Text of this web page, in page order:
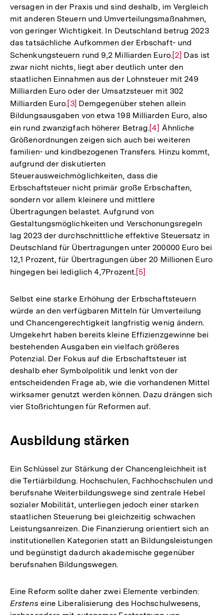
versagen in der Praxis und sind deshalb, im Vergleich
mit anderen Steuern und Umverteilungsmaßnahmen,
von geringer Wichtigkeit. In Deutschland betrug 2023
das tatsächliche Aufkommen der Erbschaft- und
Schenkungsteuern rund 9,2 Milliarden Euro.Zur
Auflösung
der
Fußnote
[2] Das ist
zwar nicht nichts, liegt aber deutlich unter den
staatlichen Einnahmen aus der Lohnsteuer mit 249
Milliarden Euro oder der Umsatzsteuer mit 302
Milliarden Euro.Zur
Auflösung
der
Fußnote
[3] Demgegenüber stehen allein
Bildungsausgaben von etwa 198 Milliarden Euro, also
ein rund zwanzigfach höherer Betrag.Zur
Auflösung
der
[4] Ähnliche
Größenordnungen zeigen sich auch bei weiteren
familien- und kindbezogenen Transfers. Hinzu kommt,
aufgrund der diskutierten
Steuerausweichmöglichkeiten, dass die
Erbschaftsteuer nicht primär große Erbschaften,
sondern vor allem kleinere und mittlere
Übertragungen belastet. Aufgrund von
Gestaltungsmöglichkeiten und Verschonungsregeln
lag 2023 der durchschnittliche effektive Steuersatz in
Deutschland für Übertragungen unter 200000 Euro bei
12,1 Prozent, für Übertragungen über 20 Millionen Euro
hingegen bei lediglich 4,7Prozent.Zur
der
Fußnote
[5]
Selbst eine starke Erhöhung der Erbschaftsteuern
würde an den verfügbaren Mitteln für Umverteilung
und Chancengerechtigkeit langfristig wenig ändern.
Umgekehrt haben bereits kleine Effizienzgewinne bei
bestehenden Ausgaben ein vielfach größeres
Potenzial. Der Fokus auf die Erbschaftsteuer ist
deshalb eher Symbolpolitik und lenkt von der
entscheidenden Frage ab, wie die vorhandenen Mittel
wirksamer genutzt werden können. Dazu drängen sich
vier Stoßrichtungen für Reformen auf.
Ausbildung stärken
Ein Schlüssel zur Stärkung der Chancengleichheit ist
die Tertiärbildung. Hochschulen, Fachhochschulen und
berufsnahe Weiterbildungswege sind zentrale Hebel
sozialer Mobilität, unterliegen jedoch einer starken
staatlichen Steuerung bei gleichzeitig schwachen
Leistungsanreizen. Die Finanzierung orientiert sich an
institutionellen Kategorien statt an Bildungsleistungen
und begünstigt dadurch akademische gegenüber
berufsnahen Bildungswegen.
Eine Reform sollte daher zwei Elemente verbinden:
Erstenseine Liberalisierung des Hochschulwesens,